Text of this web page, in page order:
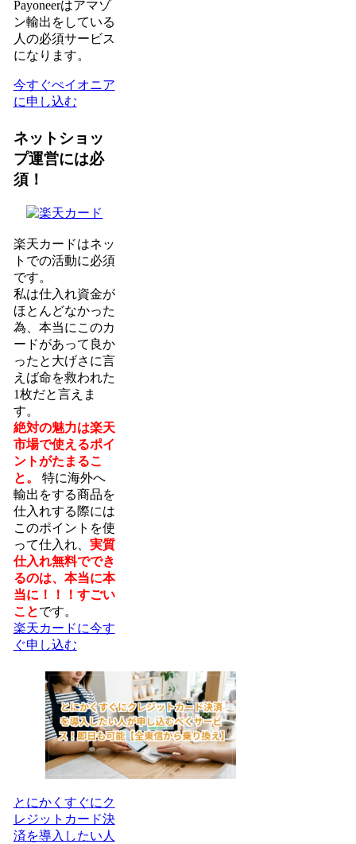
Payoneerはアマゾ
ン輸出をしている
人の必須サービス
になります。
今すぐぺイオニア
に申し込む
ネットショッ
プ運営には必
須！
楽天カードはネッ
トでの活動に必須
です。
私は仕入れ資金が
ほとんどなかった
為、本当にこのカ
ードがあって良か
ったと大げさに言
えば命を救われた
1枚だと言えま
す。
絶対の魅力は楽天
市場で使えるポイ
ントがたまるこ
と。
特に海外へ
輸出をする商品を
仕入れする際には
このポイントを使
って仕入れ、 実質
仕入れ無料ででき
るのは、本当に本
当に！！！すごい
ことです。
楽天カードに今す
ぐ申し込む
とにかくすぐにク
レジットカード決
済を導入したい人